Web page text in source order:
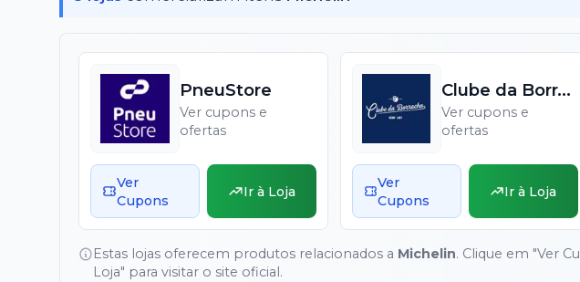
PneuStore
Ver cupons e
ofertas
Ver
Cupons
Ir à Loja
Clube da Borracha
Ver cupons e
ofertas
Ver
Cupons
Ir à Loja
Estas lojas oferecem produtos relacionados a Michelin. Clique em "Ver
Loja" para visitar o site oficial.